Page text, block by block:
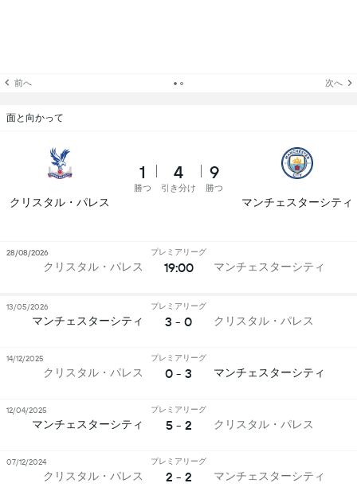
前へ 次へ
面と向かって
クリスタル・パレス
1
勝つ
4
引き分け
9
勝つ
マンチェスターシティ
クリスタル・パレス
プレミアリーグ
19:00 マンチェスターシティ
28/08/2026
マンチェスターシティ
プレミアリーグ
3 - 0 クリスタル・パレス
13/05/2026
クリスタル・パレス
プレミアリーグ
0 - 3 マンチェスターシティ
14/12/2025
マンチェスターシティ
プレミアリーグ
5 - 2 クリスタル・パレス
12/04/2025
クリスタル・パレス
プレミアリーグ
2 - 2 マンチェスターシティ
07/12/2024